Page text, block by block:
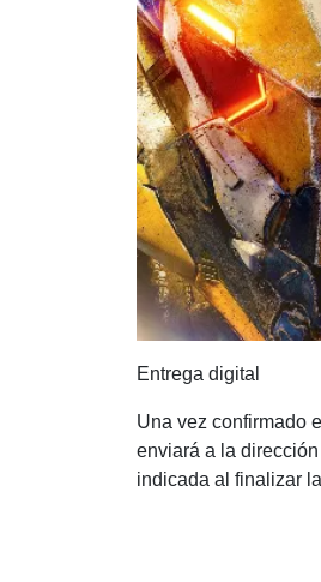
Entrega digital
Una vez confirmado
enviará a la
indicada al finalizar